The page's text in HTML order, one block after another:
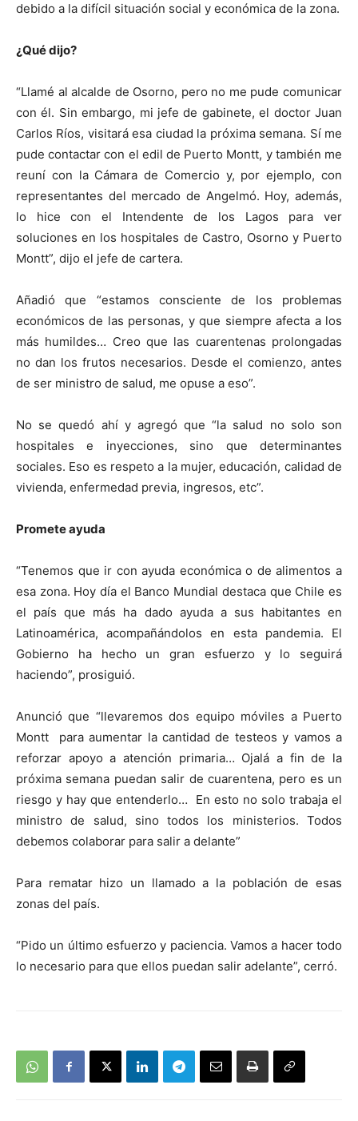
debido a la difícil situación social y económica de la zona.
¿Qué dijo?
“Llamé al alcalde de Osorno, pero no me pude comunicar
con él. Sin embargo, mi jefe de gabinete, el doctor Juan
Carlos Ríos, visitará esa ciudad la próxima semana. Sí me
pude contactar con el edil de Puerto Montt, y también me
reuní con la Cámara de Comercio y, por ejemplo, con
representantes del mercado de Angelmó. Hoy, además,
lo hice con el Intendente de los Lagos para ver
soluciones en los hospitales de Castro, Osorno y Puerto
Montt”, dijo el jefe de cartera.
Añadió que “estamos consciente de los problemas
económicos de las personas, y que siempre afecta a los
más humildes… Creo que las cuarentenas prolongadas
no dan los frutos necesarios. Desde el comienzo, antes
de ser ministro de salud, me opuse a eso”.
No se quedó ahí y agregó que “la salud no solo son
hospitales e inyecciones, sino que determinantes
sociales. Eso es respeto a la mujer, educación, calidad de
vivienda, enfermedad previa, ingresos, etc”.
Promete ayuda
“Tenemos que ir con ayuda económica o de alimentos a
esa zona. Hoy día el Banco Mundial destaca que Chile es
el país que más ha dado ayuda a sus habitantes en
Latinoamérica, acompañándolos en esta pandemia. El
Gobierno ha hecho un gran esfuerzo y lo seguirá
haciendo”, prosiguió.
Anunció que “llevaremos dos equipo móviles a Puerto
Montt para aumentar la cantidad de testeos y vamos a
reforzar apoyo a atención primaria… Ojalá a fin de la
próxima semana puedan salir de cuarentena, pero es un
riesgo y hay que entenderlo… En esto no solo trabaja el
ministro de salud, sino todos los ministerios. Todos
debemos colaborar para salir a delante”
Para rematar hizo un llamado a la población de esas
zonas del país.
“Pido un último esfuerzo y paciencia. Vamos a hacer todo
lo necesario para que ellos puedan salir adelante”, cerró.